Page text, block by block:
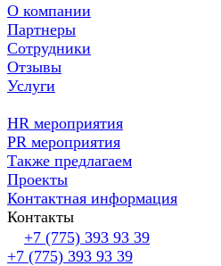
О компании
Партнеры
Сотрудники
Отзывы
Услуги
HR мероприятия
PR мероприятия
Также предлагаем
Проекты
Контактная информация
Контакты
+7 (775) 393 93 39
+7 (775) 393 93 39